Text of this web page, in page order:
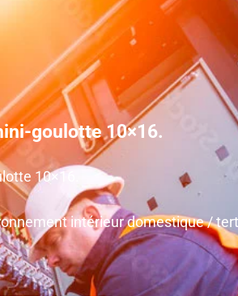
goulotte 10×16.
10×16.
intérieur domestique /